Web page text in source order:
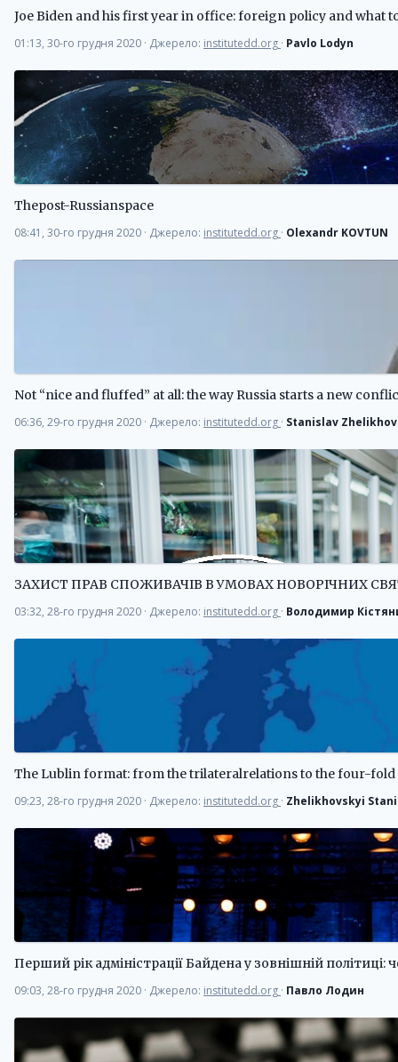
Joe Biden and his first year in office: foreign policy and what
01:13, 30-го грудня 2020 · Джерело: institutedd.org · Pavlo Lodyn
Thepost-Russianspace
08:41, 30-го грудня 2020 · Джерело: institutedd.org · Olexandr KOVTUN
Not “nice and fluffed” at all: the way Russia starts a new
06:36, 29-го грудня 2020 · Джерело: institutedd.org · Stanislav
ЗАХИСТ ПРАВ СПОЖИВАЧІВ В УМОВАХ НОВОРІЧНИХ
03:32, 28-го грудня 2020 · Джерело: institutedd.org · Володимир
The Lublin format: from the trilateralrelations to the four-fold
09:23, 28-го грудня 2020 · Джерело: institutedd.org · Zhelikhovskyi
Перший рік адміністрації Байдена у зовнішній політиці:
09:03, 28-го грудня 2020 · Джерело: institutedd.org · Павло Лодин